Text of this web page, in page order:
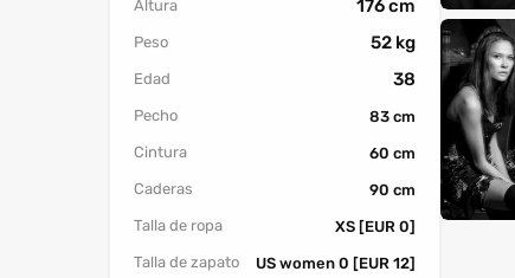
Altura 176 cm
Peso 52 kg
Edad 38
Pecho
83 cm
Cintura
60 cm
Caderas
90 cm
Talla de ropa
XS [EUR 0]
Talla de zapato
US women 0 [EUR 12]